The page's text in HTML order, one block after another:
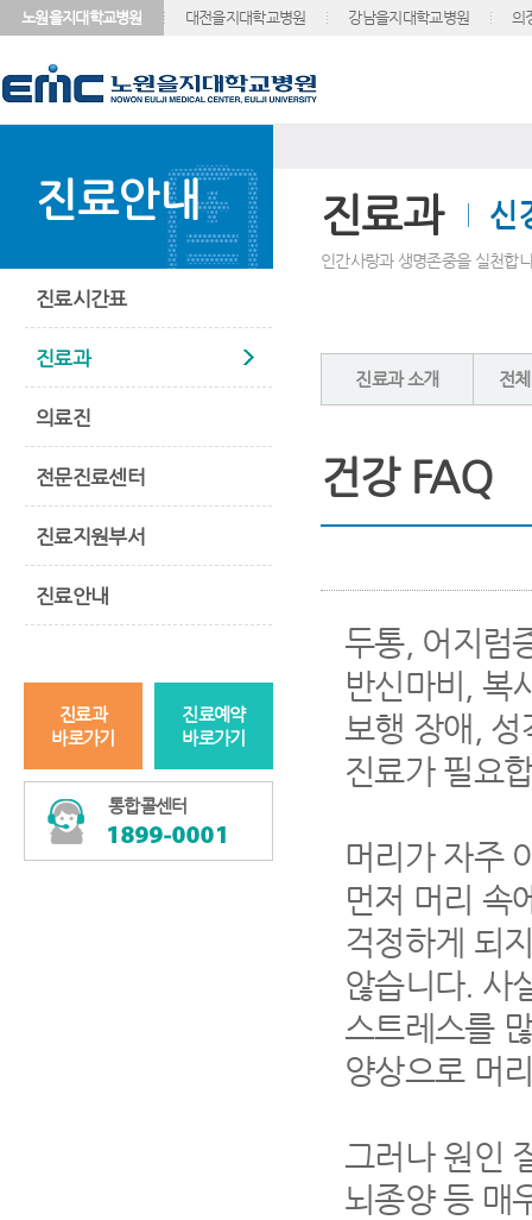
노원을지대학교병원 대전을지대학교병원 강남을지대학교병원 의
진료안내
진료시간표
진료과
의료진
전문진료센터
진료지원부서
진료안내
진료과
바로가기
진료예약
바로가기
통합콜센터
진료과 신
인간사랑과 생명존중을 실천합
진료과 소개 전
건강 FAQ
두통, 어지럼
반신마비, 복
보행 장애,
진료가 필요
머리가 자주
먼저 머리 속
걱정하게 되
않습니다. 사
스트레스를
양상으로 머
그러나 원인
뇌종양 등 매